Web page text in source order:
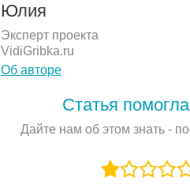
Юлия
Эксперт проекта
VidiGribka.ru
Об авторе
Статья
Дайте нам об этом знать -